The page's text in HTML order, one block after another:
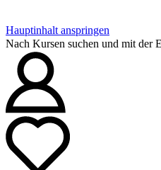
Hauptinhalt anspringen
Nach Kursen suchen und mit der